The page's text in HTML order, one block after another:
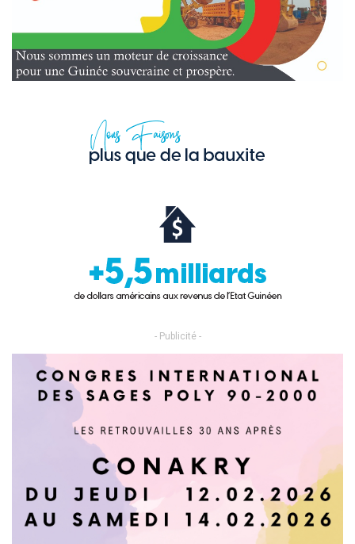
- Publicité -